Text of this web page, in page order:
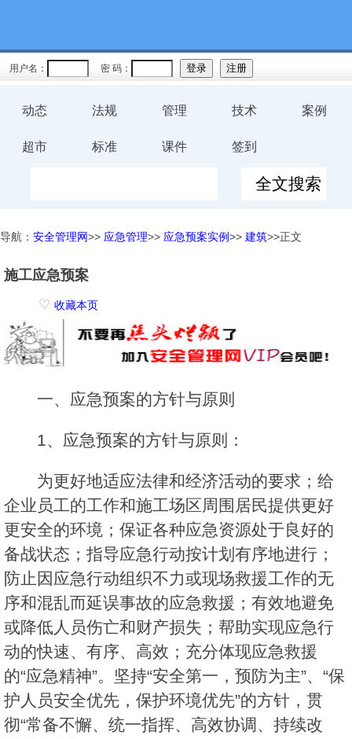
用户名： 密 码：
动态 法规 管理 技术 案例
超市 标准 课件 签到
导航： 安全管理网>> 应急管理>> 应急预案实例>> 建筑>>正文
施工应急预案
♡ 收藏本页
一、应急预案的方针与原则
1、应急预案的方针与原则：
为更好地适应法律和经济活动的要求；给
企业员工的工作和施工场区周围居民提供更好
更安全的环境；保证各种应急资源处于良好的
备战状态；指导应急行动按计划有序地进行；
防止因应急行动组织不力或现场救援工作的无
序和混乱而延误事故的应急救援；有效地避免
或降低人员伤亡和财产损失；帮助实现应急行
动的快速、有序、高效；充分体现应急救援
的“应急精神”。坚持“安全第一，预防为主”、“保
护人员安全优先，保护环境优先”的方针，贯
彻“常备不懈、统一指挥、高效协调、持续改